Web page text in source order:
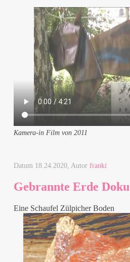
Kamera-in Film von 2011
Datum 18.24.2020, Autorfranki
Gebrannte Erde Doku
Eine Schaufel Zülpicher Boden